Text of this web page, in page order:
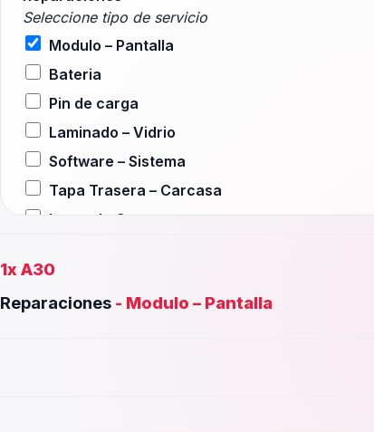
Seleccione tipo de servicio
Modulo – Pantalla
Bateria
Pin de carga
Laminado – Vidrio
Software – Sistema
Tapa Trasera – Carcasa
Lente de Camara
Wifi – Señal – Antena
Camara Trasera
1x A30
Reparaciones- Modulo – Pantalla